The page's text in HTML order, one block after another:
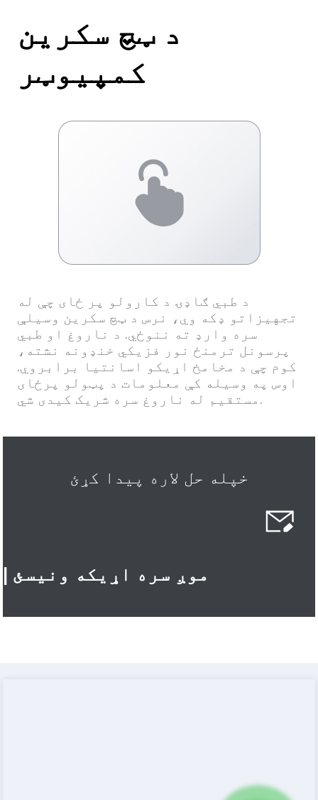
د ټچ سکرین
کمپیوټر
د طبي ګاډۍ د کارولو پر ځای چې له
تجهیزاتو ډکه وي، نرس د ټچ سکرین وسیلې
سره وارډ ته ننوځي. د ناروغ او طبي
پرسونل ترمنځ نور فزیکي خنډونه نشته،
کوم چې د مخامخ اړیکو اسانتیا برابروي.
اوس په وسیله کې معلومات د پټولو پرځای
مستقیم له ناروغ سره شریک کیدی شي.
خپله حل لاره پیدا کړئ
| موږ سره اړیکه ونیسئ